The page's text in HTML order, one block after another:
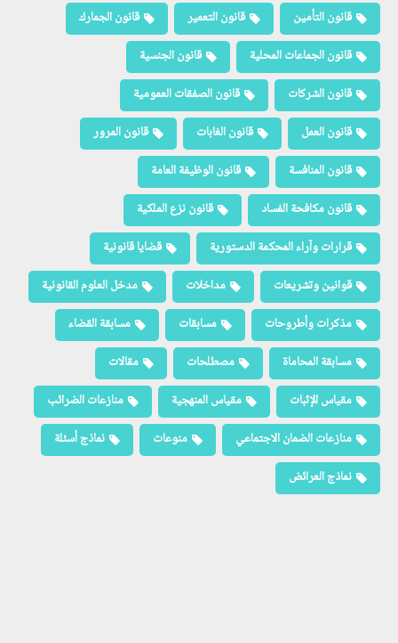
قانون التأمين قانون التعمير
قانون الجمارك
قانون الجماعات المحلية
قانون الجنسية
قانون الشركات
قانون الصفقات العمومية
قانون العمل
قانون الغابات
قانون المرور
قانون المنافسة
قانون الوظيفة العامة
قانون مكافحة الفساد
قانون نزع الملكية
قرارات وآراء المحكمة الدستورية
قضايا قانونية
قوانين وتشريعات
مداخلات
مدخل العلوم القانونية
مذكرات وأطروحات
مسابقات
مسابقة القضاء
مسابقة المحاماة
مصطلحات
مقالات
مقياس الإثبات
مقياس المنهجية
منازعات الضرائب
منازعات الضمان الاجتماعي
منوعات
نماذج أسئلة
نماذج العرائض